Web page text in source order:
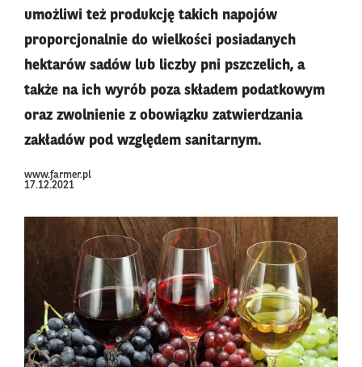
umożliwi też produkcję takich napojów
proporcjonalnie do wielkości posiadanych
hektarów sadów lub liczby pni pszczelich, a
także na ich wyrób poza składem podatkowym
oraz zwolnienie z obowiązku zatwierdzania
zakładów pod względem sanitarnym.
www.farmer.pl
17.12.2021